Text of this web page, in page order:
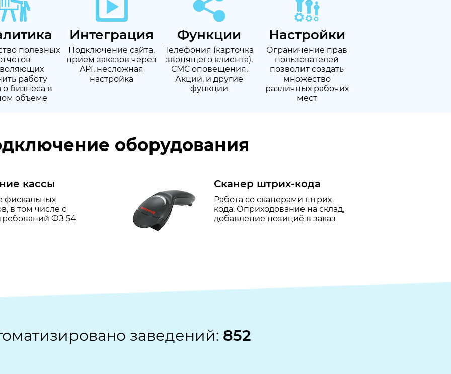
полезных
работу
бизнеса в
объеме
Интеграция
Подключение сайта,
прием заказов через
API, несложная
настройка
Функции
Телефония (карточка
звонящего клиента),
СМС оповещения,
Акции, и другие
функции
Настройки
Ограничение прав
пользователей
позволит создать
множество
различных рабочих
мест
оборудования
кассы
фискальных
в том числе с
ФЗ 54
Сканер штрих-кода
Работа со сканерами штрих-
кода. Оприходование на склад,
добавление позициё в заказ
заведений: 852